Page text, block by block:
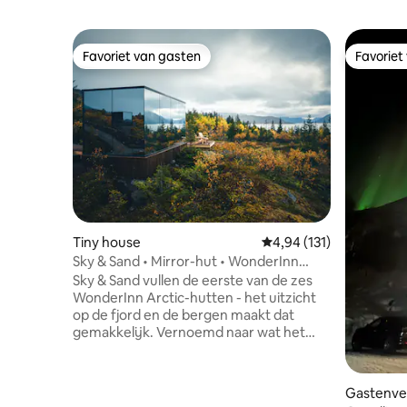
Favoriet van gasten
Favoriet van gasten
Tiny house Gemiddelde
4,94 (131)
Sky & Sand • Mirror-hut • WonderInn
Arctic
Sky & Sand vullen de eerste van de zes
WonderInn Arctic-hutten - het uitzicht
op de fjord en de bergen maakt dat
gemakkelijk. Vernoemd naar wat het